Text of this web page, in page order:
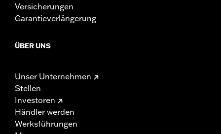
Versicherungen
Garantieverlängerung
ÜBER UNS
Unser Unternehmen
Stellen
Investoren
Händler werden
Werksführungen